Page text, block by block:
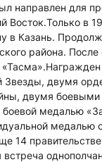
направлен для
Восток.Только в
в Казань.
района. После
Звезды, двумя
двумя
медалью
медалью
14